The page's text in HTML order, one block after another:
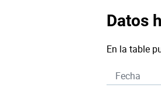
Datos
En la table
Fecha